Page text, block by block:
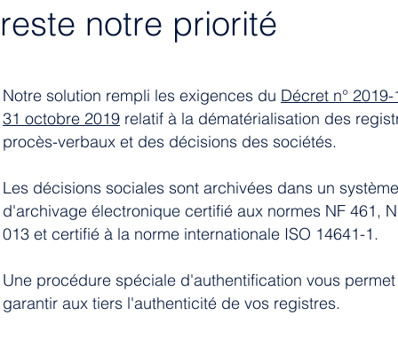
reste notre priorité
Notre solution rempli les exigences du Décret n°
31 octobre 2019 relatif à la dématérialisation des
procès-verbaux et des décisions des sociétés.
Les décisions sociales sont archivées dans un système
d'archivage électronique certifié aux normes NF 461,
013 et certifié à la norme internationale ISO 14641-1.
Une procédure spéciale d'authentification vous
garantir aux tiers l'authenticité de vos registres.